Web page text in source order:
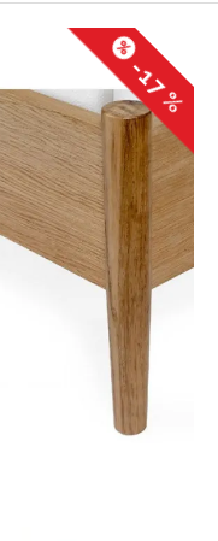
-17 %